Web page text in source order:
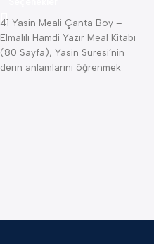
41 Yasin Meali Çanta Boy –
Elmalılı Hamdi Yazır Meal Kitabı
(80 Sayfa), Yasin Suresi’nin
derin anlamlarını öğrenmek